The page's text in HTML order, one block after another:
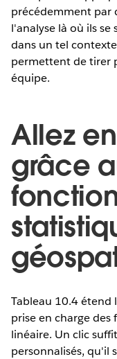
précédemment par
l'analyse là où ils se
dans un tel
permettent de tirer
équipe.
Allez
grâce
Tableau 10.4 étend
prise en charge
linéaire. Un clic
personnalisés, qu'il